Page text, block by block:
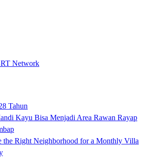
Tahun
Kayu Bisa Menjadi Area Rawan Rayap
the Right Neighborhood for a Monthly Villa